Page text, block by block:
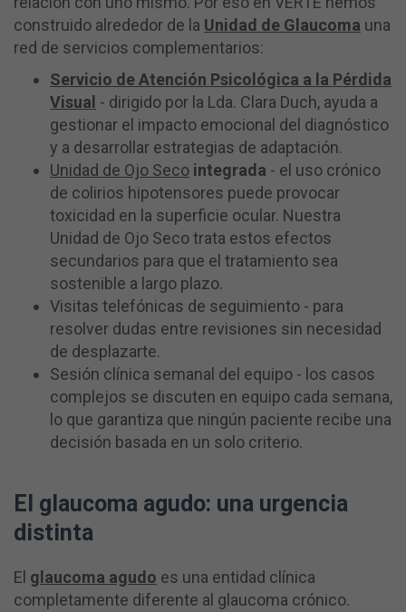
construido alrededor de la Unidad de Glaucoma una
red de servicios complementarios:
Servicio de Atención Psicológica a la Pérdida
Visual - dirigido por la Lda. Clara Duch, ayuda a
gestionar el impacto emocional del diagnóstico
y a desarrollar estrategias de adaptación.
Unidad de Ojo Seco integrada - el uso crónico
de colirios hipotensores puede provocar
toxicidad en la superficie ocular. Nuestra
Unidad de Ojo Seco trata estos efectos
secundarios para que el tratamiento sea
sostenible a largo plazo.
Visitas telefónicas de seguimiento - para
resolver dudas entre revisiones sin necesidad
de desplazarte.
Sesión clínica semanal del equipo - los casos
complejos se discuten en equipo cada semana,
lo que garantiza que ningún paciente recibe una
decisión basada en un solo criterio.
El glaucoma agudo: una urgencia
distinta
El glaucoma agudo es una entidad clínica
completamente diferente al glaucoma crónico.